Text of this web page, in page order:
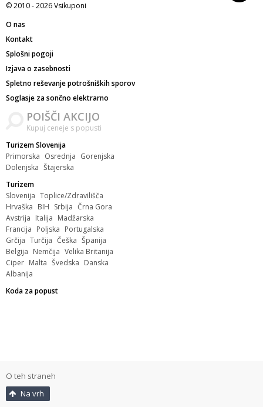
© 2010 - 2026Vsikuponi
O nas
Kontakt
Splošni pogoji
Izjava o zasebnosti
Spletno reševanje potrošniških sporov
Soglasje za sončno elektrarno
POIŠČI AKCIJO
Kupuj ceneje s popusti
Turizem Slovenija
Primorska Osrednja Gorenjska
Dolenjska Štajerska
Turizem
Slovenija Toplice/Zdravilišča
Hrvaška BIH Srbija Črna Gora
Avstrija Italija Madžarska
Francija Poljska Portugalska
Grčija Turčija Češka Španija
Belgija Nemčija Velika Britanija
Ciper Malta Švedska Danska
Albanija
Koda za popust
O teh straneh
Na vrh